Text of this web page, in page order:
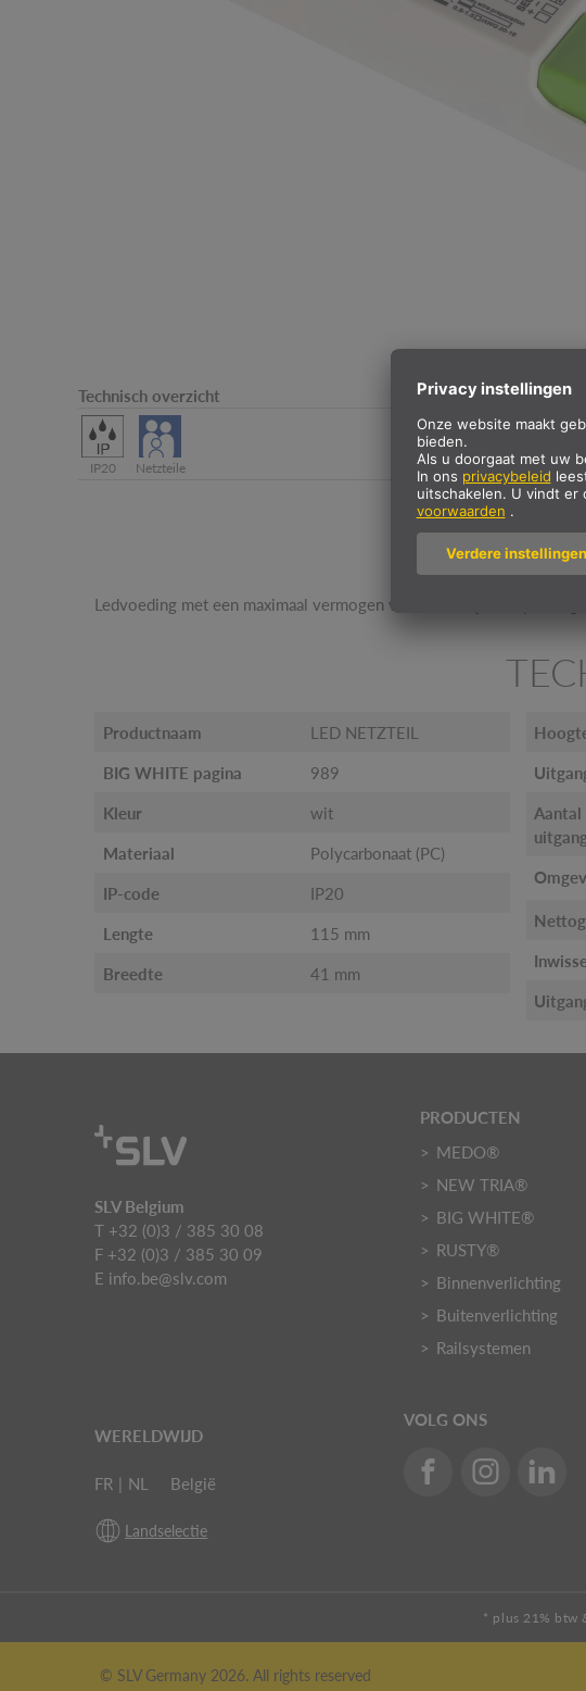
Technisch overzicht
IP20 Netzteile
Ledvoeding met een maximaal vermogen van 20 W bij een
Productnaam LED NETZTEIL
BIG WHITE pagina 989
Kleur wit
Materiaal Polycarbonaat (PC)
IP-code IP20
Lengte 115 mm
Breedte 41 mm
Aantal
SLV Belgium
T +32 (0)3 / 385 30 08
F +32 (0)3 / 385 30 09
E info.be@slv.com
PRODUCTEN
MEDO®
NEW TRIA®
BIG WHITE®
RUSTY®
Binnenverlichting
Buitenverlichting
Railsystemen
WERELDWIJD
FR | NL België
Landselectie
VOLG ONS
* plus 21% btw
© SLV Germany 2026. All rights reserved